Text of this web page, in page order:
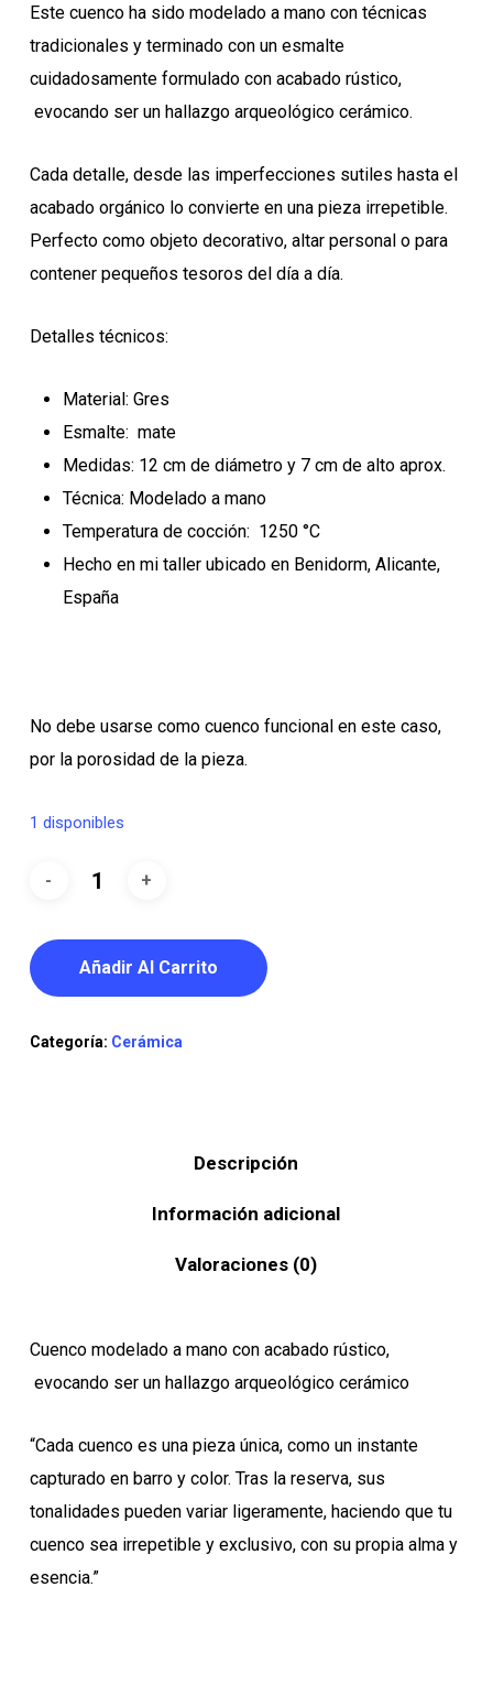
Este cuenco ha sido modelado a mano con técnicas
tradicionales y terminado con un esmalte
cuidadosamente formulado con acabado rústico,
evocando ser un hallazgo arqueológico cerámico.
Cada detalle, desde las imperfecciones sutiles hasta el
acabado orgánico lo convierte en una pieza irrepetible.
Perfecto como objeto decorativo, altar personal o para
contener pequeños tesoros del día a día.
Detalles técnicos:
Material: Gres
Esmalte: mate
Medidas: 12 cm de diámetro y 7 cm de alto aprox.
Técnica: Modelado a mano
Temperatura de cocción: 1250 °C
Hecho en mi taller ubicado en Benidorm, Alicante,
España
No debe usarse como cuenco funcional en este caso,
por la porosidad de la pieza.
1 disponibles
Añadir Al Carrito
Categoría: Cerámica
Descripción
Información adicional
Valoraciones (0)
Cuenco modelado a mano con acabado rústico,
evocando ser un hallazgo arqueológico cerámico
“Cada cuenco es una pieza única, como un instante
capturado en barro y color. Tras la reserva, sus
tonalidades pueden variar ligeramente, haciendo que tu
cuenco sea irrepetible y exclusivo, con su propia alma y
esencia.”